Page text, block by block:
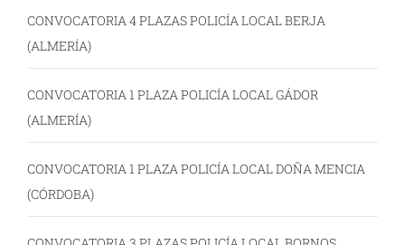
CONVOCATORIA 4 PLAZAS POLICÍA LOCAL BERJA
(ALMERÍA)
CONVOCATORIA 1 PLAZA POLICÍA LOCAL GÁDOR
(ALMERÍA)
CONVOCATORIA 1 PLAZA POLICÍA LOCAL DOÑA MENCIA
(CÓRDOBA)